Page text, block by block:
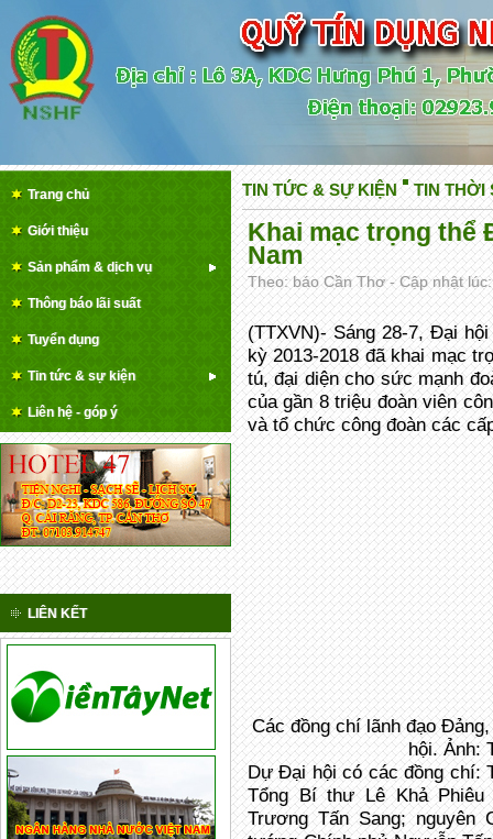
Trang chủ
Giới thiệu
Sản phẩm & dịch vụ
Thông báo lãi suất
Tuyển dụng
Tin tức & sự kiện
Liên hệ - góp ý
LIÊN KẾT
TIN TỨC & SỰ KIỆN TIN THỜI
Khai mạc trọng thể
Nam
Theo: báo Cần Thơ - Cập nhật
(TTXVN)- Sáng 28-7, Đại
kỳ 2013-2018 đã khai mạc
tú, đại diện cho sức mạnh
của gần 8 triệu đoàn viên
và tổ chức công đoàn các
Các đồng chí lãnh đạo
hội. Ảnh:
Dự Đại hội có các đồng chí:
Tổng Bí thư Lê Khả
Trương Tấn Sang;